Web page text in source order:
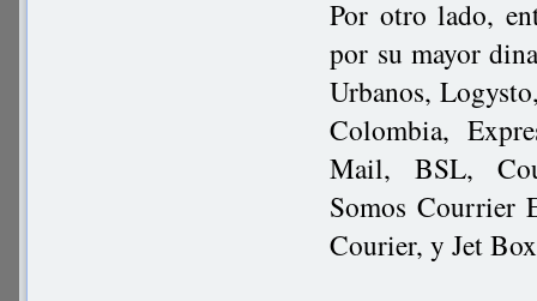
Por otro lado,
por su mayor
Urbanos,
Colombia,
Mail, BSL,
Somos Courrier
Courier, y Jet